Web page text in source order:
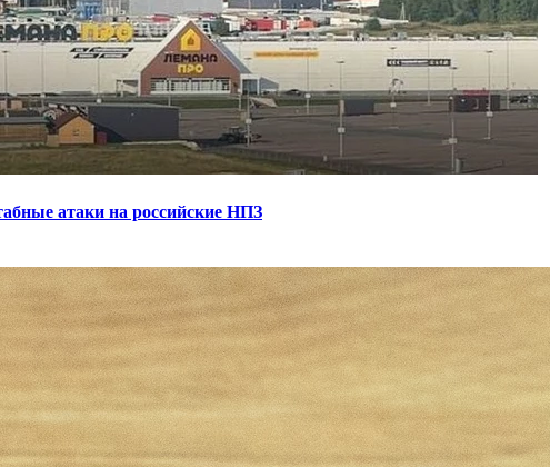
атаки на российские НПЗ